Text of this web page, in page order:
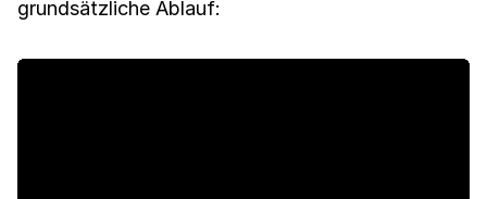
grundsätzliche Ablauf: